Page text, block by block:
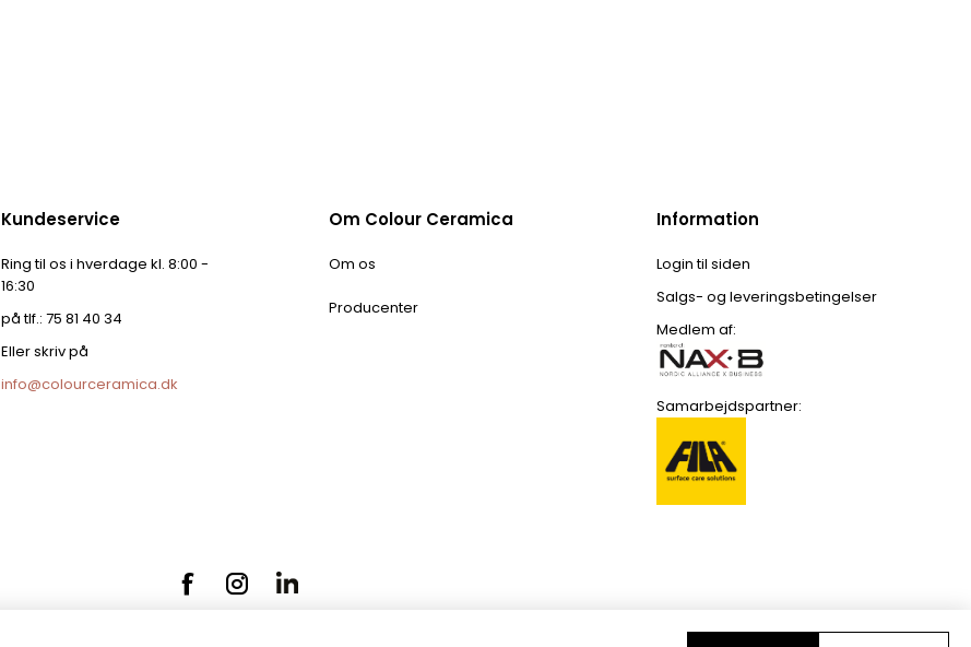
Kundeservice
Ring til os i hverdage kl. 8:00 -
16:30
på tlf.: 75 81 40 34
Eller skriv på
info@colourceramica.dk
Om Colour Ceramica
Om os
Producenter
Information
Login til siden
Salgs- og leveringsbetingelser
Medlem af:
Samarbejdspartner: